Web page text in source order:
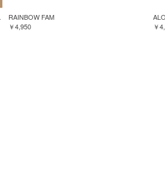
RAINBOW FAM
￥4,950
￥